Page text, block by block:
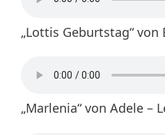
„Lottis Geburtstag“ von
„Marlenia“ von Adele –